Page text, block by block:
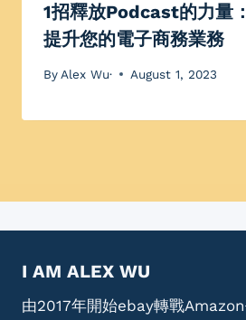
1招釋放Podcast的力量
提升您的電子商務業務
By Alex Wu· August 1, 2023
I AM ALEX WU
由2017年開始ebay轉戰